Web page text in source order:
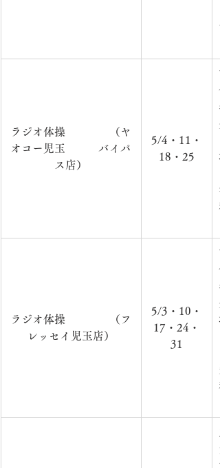
ラジオ体操　　　　（ヤ
オコー児玉　　　バイパ
ス店）
5/4・11・
18・25
ラジオ体操　　　　（フ
レッセイ児玉店）
5/3・10・
17・24・
31